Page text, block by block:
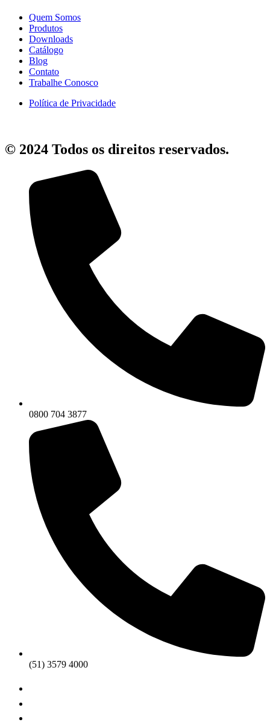
Quem Somos
Produtos
Downloads
Catálogo
Blog
Contato
Trabalhe Conosco
Política de Privacidade
© 2024 Todos os direitos reservados.
0800 704 3877
(51) 3579 4000